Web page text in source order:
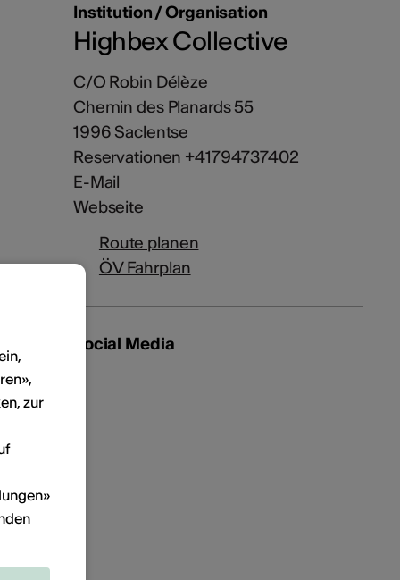
Institution / Organisation
Highbex Collective
C/O Robin Délèze
Chemin des Planards 55
1996 Saclentse
Reservationen +41794737402
E-Mail
Webseite
Route planen
ÖV Fahrplan
Social Media
zur